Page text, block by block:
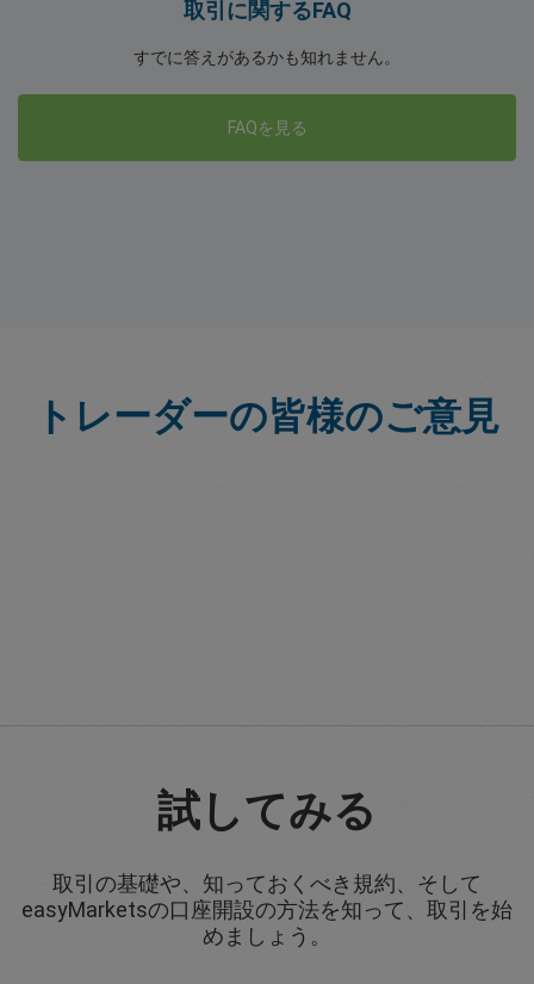
取引に関するFAQ
すでに答えがあるかも知れません。
FAQを見る
トレーダーの皆様のご意見
試してみる
取引の基礎や、知っておくべき規約、そして
easyMarketsの口座開設の方法を知って、取引を始
めましょう。